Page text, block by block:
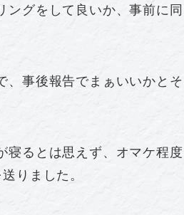
ングをして良いか、事前に同
、事後報告でまぁいいかとそ
寝るとは思えず、オマケ程度
りました。